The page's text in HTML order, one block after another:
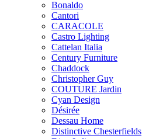
Bonaldo
Cantori
CARACOLE
Castro Lighting
Cattelan Italia
Century Furniture
Chaddock
Christopher Guy
COUTURE Jardin
Cyan Design
Désirée
Dessau Home
Distinctive Chesterfields